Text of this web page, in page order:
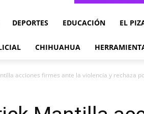
DEPORTES EDUCACIÓN EL
CHIHUAHUA
acciones firmes ante la violencia y rechaza